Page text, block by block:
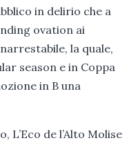
in delirio che a
ovation ai
la quale,
season e in Coppa
in B una
de l’Alto Molise